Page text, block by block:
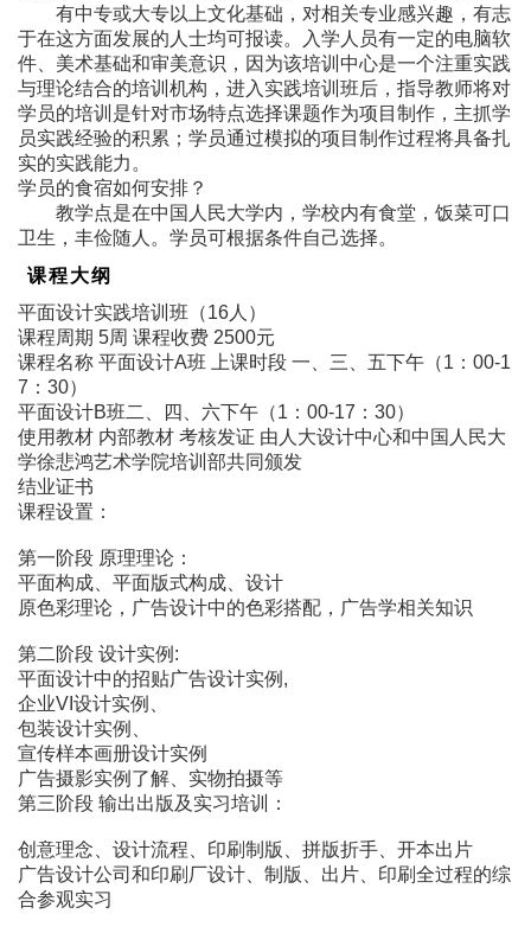
有中专或大专以上文化基础，对相关专业感兴趣，有志
于在这方面发展的人士均可报读。入学人员有一定的电脑软
件、美术基础和审美意识，因为该培训中心是一个注重实践
与理论结合的培训机构，进入实践培训班后，指导教师将对
学员的培训是针对市场特点选择课题作为项目制作，主抓学
员实践经验的积累；学员通过模拟的项目制作过程将具备扎
实的实践能力。
学员的食宿如何安排？
教学点是在中国人民大学内，学校内有食堂，饭菜可口
卫生，丰俭随人。学员可根据条件自己选择。
课程大纲
平面设计实践培训班（16人）
课程周期 5周 课程收费 2500元
课程名称 平面设计A班 上课时段 一、三、五下午（1：00-1
7：30）
平面设计B班二、四、六下午（1：00-17：30）
使用教材 内部教材 考核发证 由人大设计中心和中国人民大
学徐悲鸿艺术学院培训部共同颁发
结业证书
课程设置：
第一阶段 原理理论：
平面构成、平面版式构成、设计
原色彩理论，广告设计中的色彩搭配，广告学相关知识
第二阶段 设计实例:
平面设计中的招贴广告设计实例,
企业VI设计实例、
包装设计实例、
宣传样本画册设计实例
广告摄影实例了解、实物拍摄等
第三阶段 输出出版及实习培训：
创意理念、设计流程、印刷制版、拼版折手、开本出片
广告设计公司和印刷厂设计、制版、出片、印刷全过程的综
合参观实习